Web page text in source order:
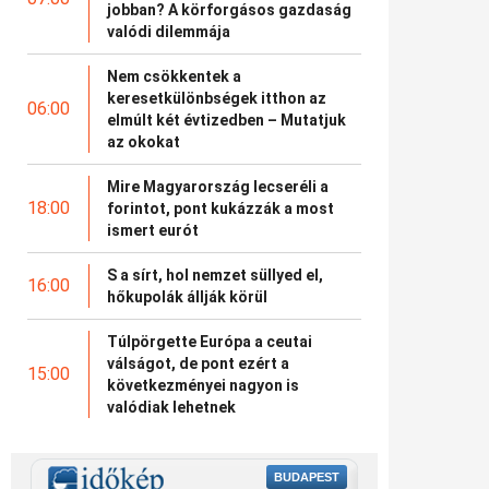
jobban? A körforgásos gazdaság
valódi dilemmája
06:00
Nem csökkentek a
keresetkülönbségek itthon az
elmúlt két évtizedben – Mutatjuk
az okokat
18:00
Mire Magyarország lecseréli a
forintot, pont kukázzák a most
ismert eurót
16:00
S a sírt, hol nemzet süllyed el,
hőkupolák állják körül
15:00
Túlpörgette Európa a ceutai
válságot, de pont ezért a
következményei nagyon is
valódiak lehetnek